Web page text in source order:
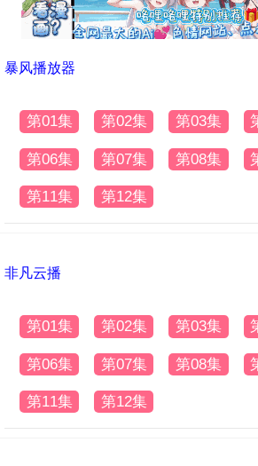
暴风播放器
第01集 第02集 第03集
第06集 第07集 第08集
第11集 第12集
非凡云播
第01集 第02集 第03集
第06集 第07集 第08集
第11集 第12集